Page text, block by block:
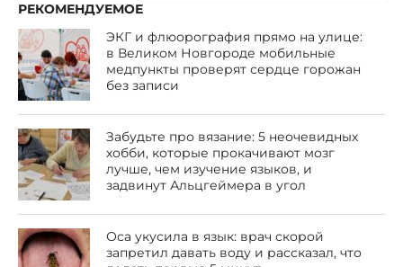
РЕКОМЕНДУЕМОЕ
ЭКГ и флюорография прямо на улице:
в Великом Новгороде мобильные
медпункты проверят сердце горожан
без записи
Забудьте про вязание: 5 неочевидных
хобби, которые прокачивают мозг
лучше, чем изучение языков, и
задвинут Альцгеймера в угол
Оса укусила в язык: врач скорой
запретил давать воду и рассказал, что